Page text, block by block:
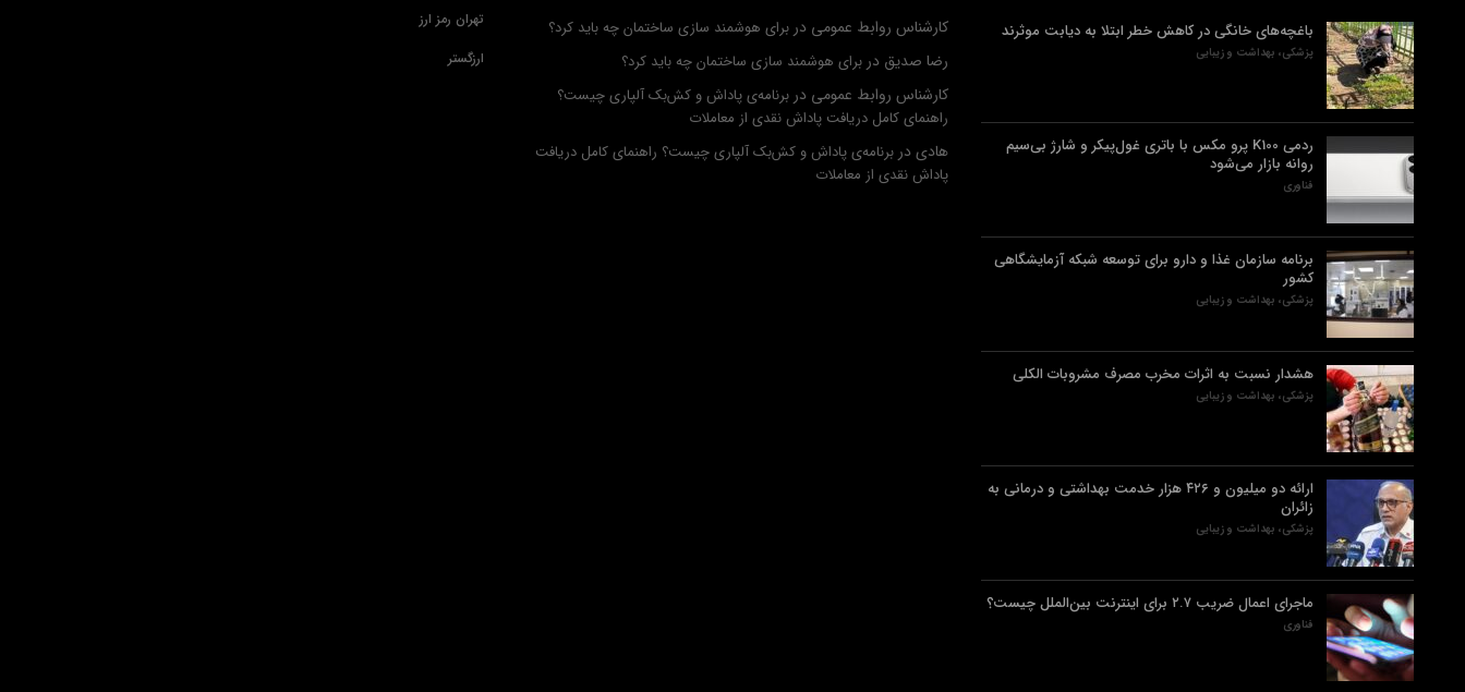
باغچه‌های خانگی در کاهش خطر ابتلا به دیابت موثرند
پزشکی، بهداشت و زیبایی
ردمی K100 پرو مکس با باتری غول‌پیکر و شارژ بی‌سیم
روانه بازار می‌شود
فناوری
برنامه سازمان غذا و دارو برای توسعه شبکه آزمایشگاهی
کشور
پزشکی، بهداشت و زیبایی
هشدار نسبت به اثرات مخرب مصرف مشروبات الکلی
پزشکی، بهداشت و زیبایی
ارائه دو میلیون و ۴۲۶ هزار خدمت بهداشتی و درمانی به
زائران
پزشکی، بهداشت و زیبایی
ماجرای اعمال ضریب ۲.۷ برای اینترنت بین‌الملل چیست؟
فناوری
کارشناس روابط عمومی در برای هوشمند سازی ساختمان چه باید کرد؟
رضا صدیق در برای هوشمند سازی ساختمان چه باید کرد؟
کارشناس روابط عمومی در برنامه‌ی پاداش و کش‌بک آلپاری چیست؟
راهنمای کامل دریافت پاداش نقدی از معاملات
هادیدر برنامه‌ی پاداش و کش‌بک آلپاری چیست؟ راهنمای کامل دریافت
پاداش نقدی از معاملات
تهران رمز ارز
ارزگستر